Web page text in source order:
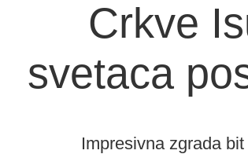
Crkve
svetaca
Impresivna zgrada